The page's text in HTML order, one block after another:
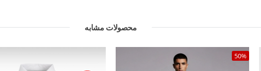
محصولات مشابه
50%